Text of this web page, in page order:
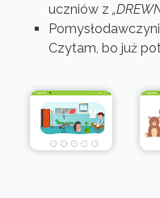
uczniów z
Czytam, bo już